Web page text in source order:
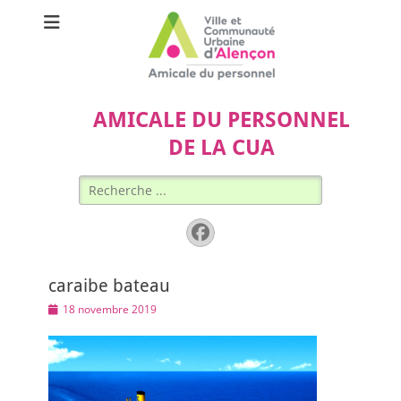
AMICALE DU PERSONNEL
DE LA CUA
Rechercher :
Facebook
caraibe bateau
Posted18 novembre 2019